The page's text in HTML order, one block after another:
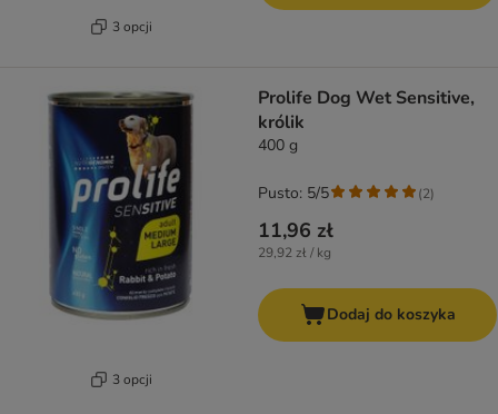
3 opcji
3 opcji
Prolife Dog Wet Sensitive,
królik
400 g
11,96 zł
29,92 zł / kg
Pusto: 5/5 (2)
Dodaj do koszyka